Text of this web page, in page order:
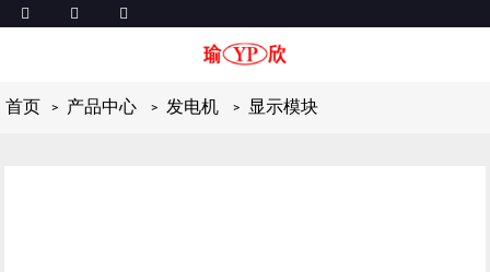
首页 产品中心 发电机 显示模块